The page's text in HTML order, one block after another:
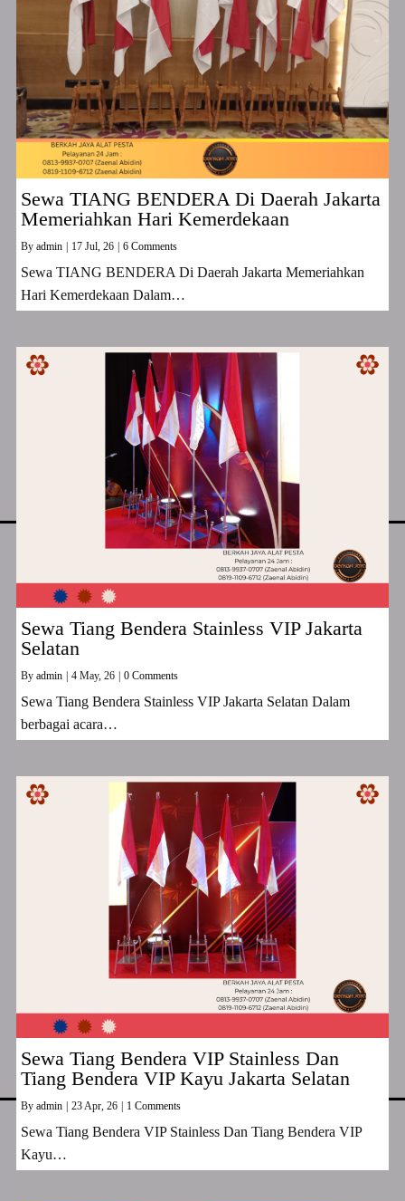
Sewa TIANG BENDERA Di Daerah Jakarta
Memeriahkan Hari Kemerdekaan
By admin 17 Jul, 26 6 Comments
Sewa TIANG BENDERA Di Daerah Jakarta Memeriahkan
Hari Kemerdekaan Dalam…
Sewa Tiang Bendera Stainless VIP Jakarta
Selatan
By admin 4 May, 26 0 Comments
Sewa Tiang Bendera Stainless VIP Jakarta Selatan Dalam
berbagai acara…
Sewa Tiang Bendera VIP Stainless Dan
Tiang Bendera VIP Kayu Jakarta Selatan
By admin | 23 Apr, 26 | 1 Comments
Sewa Tiang Bendera VIP Stainless Dan Tiang Bendera VIP
Kayu…